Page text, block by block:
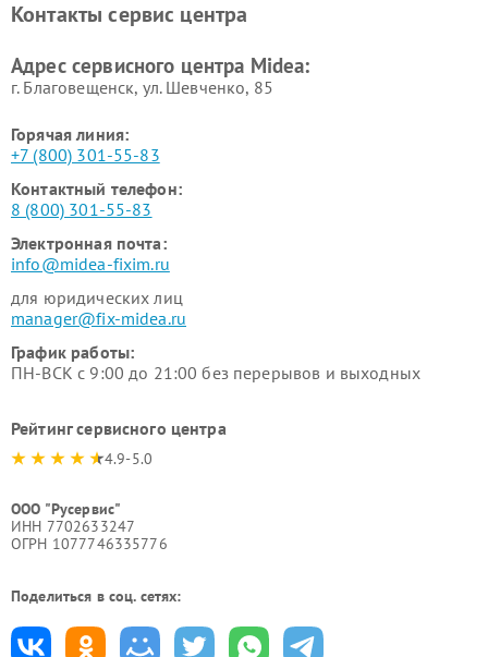
пылесосов Midea
Midea
Контакты сервис центра
Адрес сервисного центра Midea:
г. Благовещенск, ул. Шевченко, 85
Горячая линия:
+7 (800) 301-55-83
Контактный телефон:
8 (800) 301-55-83
Электронная почта:
info@midea-fixim.ru
для юридических лиц
manager@fix-midea.ru
График работы:
ПН-ВСК с 9:00 до 21:00 без перерывов и выходных
Рейтинг сервисного центра
4.9-5.0
ООО "Русервис"
ИНН 7702633247
ОГРН 1077746335776
Поделиться в соц. сетях: